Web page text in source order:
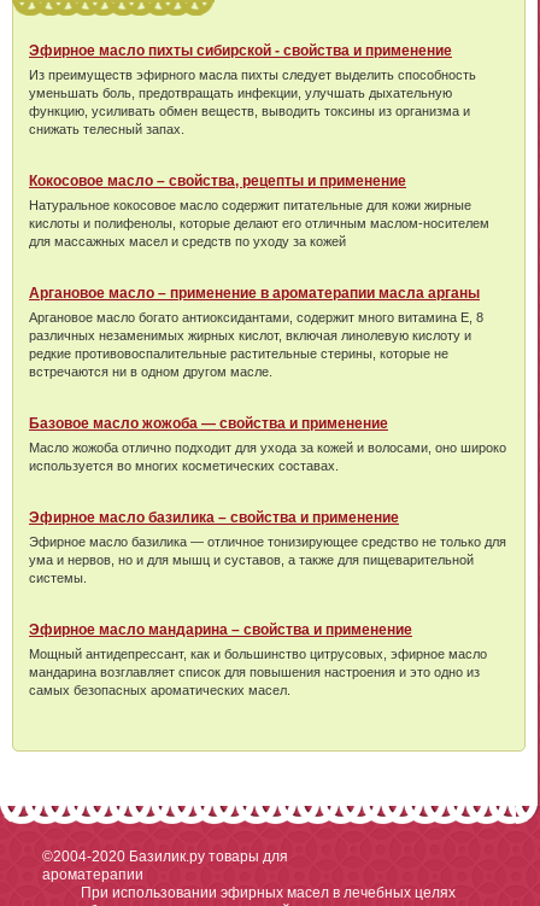
Эфирное масло пихты сибирской - свойства и применение
Из преимуществ эфирного масла пихты следует выделить способность
уменьшать боль, предотвращать инфекции, улучшать дыхательную
функцию, усиливать обмен веществ, выводить токсины из организма и
снижать телесный запах.
Кокосовое масло – свойства, рецепты и применение
Натуральное кокосовое масло содержит питательные для кожи жирные
кислоты и полифенолы, которые делают его отличным маслом-носителем
для массажных масел и средств по уходу за кожей
Аргановое масло – применение в ароматерапии масла арганы
Аргановое масло богато антиоксидантами, содержит много витамина Е, 8
различных незаменимых жирных кислот, включая линолевую кислоту и
редкие противовоспалительные растительные стерины, которые не
встречаются ни в одном другом масле.
Базовое масло жожоба — свойства и применение
Масло жожоба отлично подходит для ухода за кожей и волосами, оно широко
используется во многих косметических составах.
Эфирное масло базилика – свойства и применение
Эфирное масло базилика — отличное тонизирующее средство не только для
ума и нервов, но и для мышц и суставов, а также для пищеварительной
системы.
Эфирное масло мандарина – свойства и применение
Мощный антидепрессант, как и большинство цитрусовых, эфирное масло
мандарина возглавляет список для повышения настроения и это одно из
самых безопасных ароматических масел.
©2004-2020 Базилик.ру товары для
ароматерапии
При использовании эфирных масел в лечебных целях